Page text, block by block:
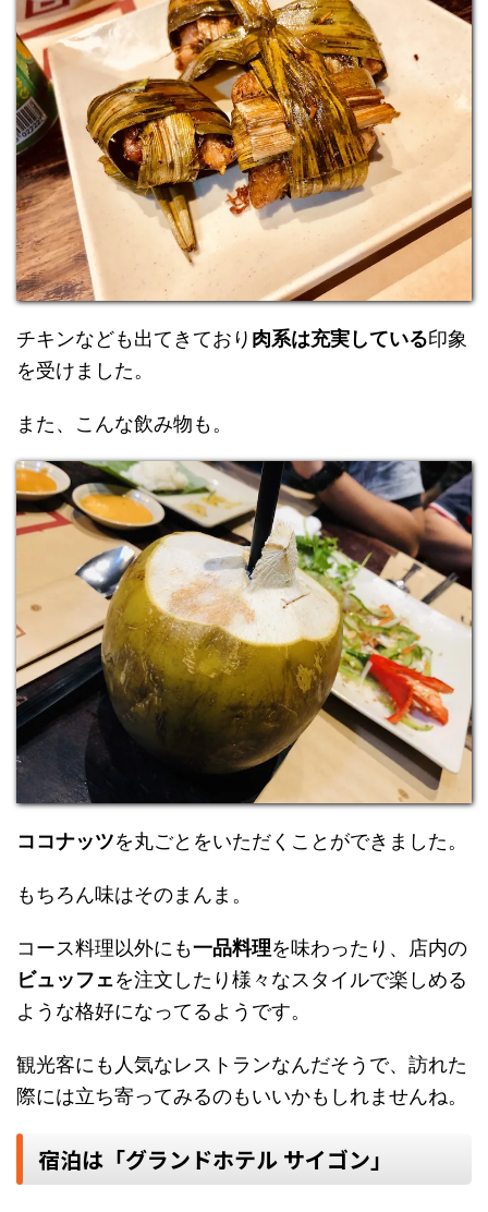
チキンなども出てきており 肉系は充実している印象
を受けました。
また、こんな飲み物も。
ココナッツを丸ごとをいただくことができました。
もちろん味はそのまんま。
コース料理以外にも一品料理を味わったり、店内の
ビュッフェを注文したり様々なスタイルで楽しめる
ような格好になってるようです。
観光客にも人気なレストランなんだそうで、訪れた
際には立ち寄ってみるのもいいかもしれませんね。
宿泊は「グランドホテル サイゴン」